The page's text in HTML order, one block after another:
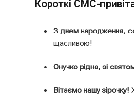
Короткі СМС-
З днем народження,
щасливою!
Онучко рідна, зі
Вітаємо нашу зірочку!